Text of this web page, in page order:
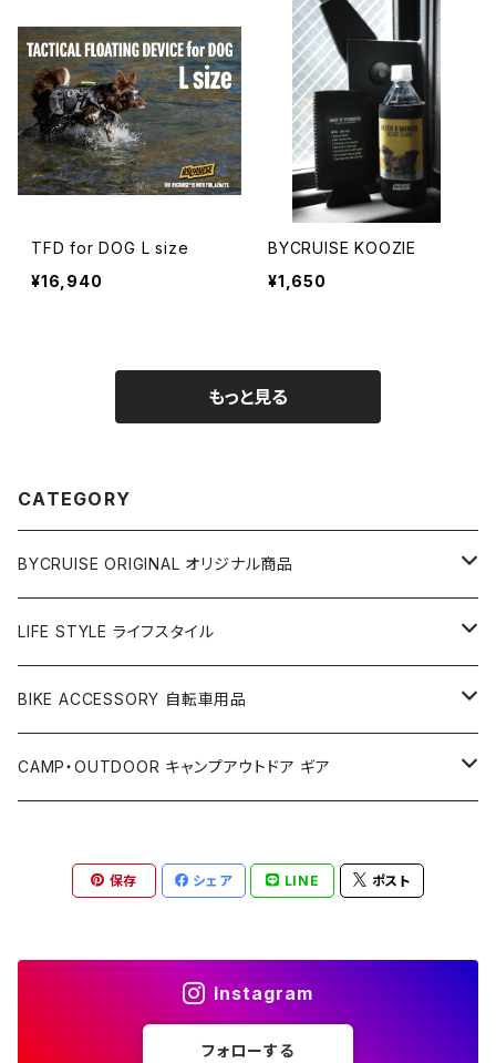
TFD for DOG L size
¥16,940
BYCRUISE KOOZIE
¥1,650
もっと見る
CATEGORY
BYCRUISE ORIGINAL オリジナル商品
アパレル
ベルト
Tシャツ
アクセサリー
キーホルダー
フレームパッド
PET COLLECTION ペット用品
アウターケーブル
ハンドルバー
ハンドル＆ステムセット
LIFE STYLE ライフスタイル
雑貨
カップ＆グラス
アパレル
サンダル
サコッシュ
スマートフォンケース
BIKE ACCESSORY 自転車用品
アクセサリー
サドルバッグ
CAMP・OUTDOOR キャンプアウトドア ギア
ソーラーパネル
LED ランタン
保存 シェア LINE ポスト
Instagram
フォローする